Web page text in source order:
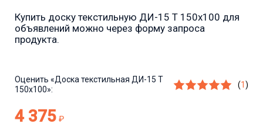
Купить доску текстильную ДИ-15 Т 150х100 для
объявлений можно через форму запроса
продукта.
Оценить «Доска текстильная ДИ-15 Т
150х100»:
(1)
4 375 ₽